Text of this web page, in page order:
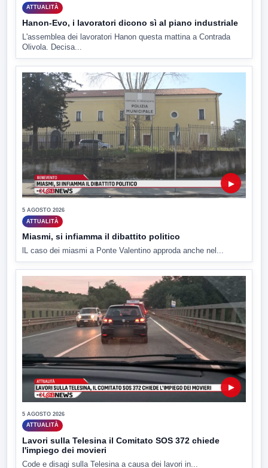
ATTUALITÀ
Hanon-Evo, i lavoratori dicono sì al piano industriale
L'assemblea dei lavoratori Hanon questa mattina a Contrada
Olivola. Decisa...
▶
5 AGOSTO 2026
ATTUALITÀ
Miasmi, si infiamma il dibattito politico
lL caso dei miasmi a Ponte Valentino approda anche nel...
▶
5 AGOSTO 2026
ATTUALITÀ
Lavori sulla Telesina il Comitato SOS 372 chiede
l'impiego dei movieri
Code e disagi sulla Telesina a causa dei lavori in...